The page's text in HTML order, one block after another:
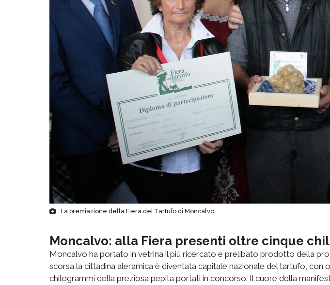
La premiazione della Fiera del Tartufo di Moncalvo
Moncalvo: alla Fiera presenti oltre cinque
Moncalvo ha portato in vetrina il più ricercato e prelibato prodotto della
scorsa la cittadina aleramica è diventata capitale nazionale del tartufo, con
chilogrammi della preziosa pepita portati in concorso. Il cuore della